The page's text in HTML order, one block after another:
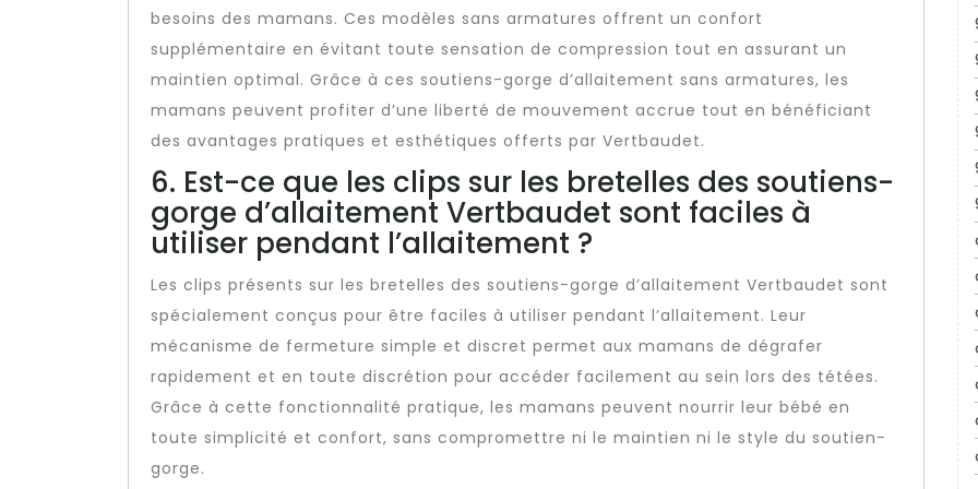
besoins des mamans. Ces modèles sans armatures offrent un confort
supplémentaire en évitant toute sensation de compression tout en assurant un
maintien optimal. Grâce à ces soutiens-gorge d’allaitement sans armatures, les
mamans peuvent profiter d’une liberté de mouvement accrue tout en bénéficiant
des avantages pratiques et esthétiques offerts par Vertbaudet.
6. Est-ce que les clips sur les bretelles des soutiens-
gorge d’allaitement Vertbaudet sont faciles à
utiliser pendant l’allaitement ?
Les clips présents sur les bretelles des soutiens-gorge d’allaitement Vertbaudet sont
spécialement conçus pour être faciles à utiliser pendant l’allaitement. Leur
mécanisme de fermeture simple et discret permet aux mamans de dégrafer
rapidement et en toute discrétion pour accéder facilement au sein lors des tétées.
Grâce à cette fonctionnalité pratique, les mamans peuvent nourrir leur bébé en
toute simplicité et confort, sans compromettre ni le maintien ni le style du soutien-
gorge.